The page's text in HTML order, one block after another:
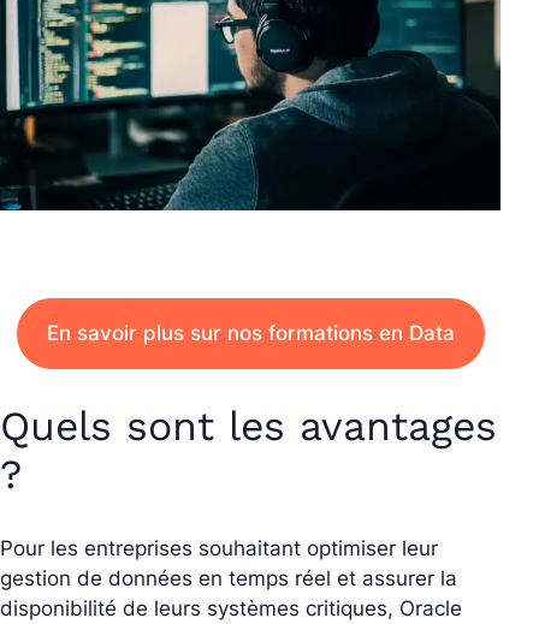
En savoir plus sur nos formations en Data
Quels sont les avantages
?
Pour les entreprises souhaitant optimiser leur
gestion de données en temps réel et assurer la
disponibilité de leurs systèmes critiques, Oracle